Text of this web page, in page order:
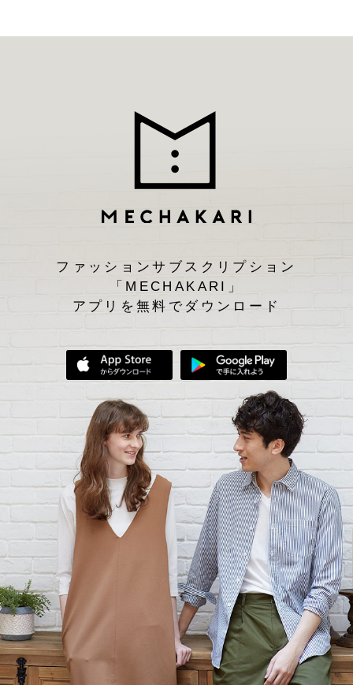
ファッションサブスクリプション
「MECHAKARI」
アプリを無料でダウンロード
App Storeからダウンロード